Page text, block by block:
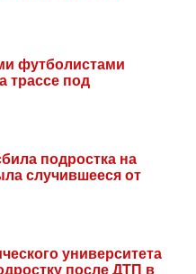
футболистами
трассе под
подростка на
случившееся от
университета
после ДТП в